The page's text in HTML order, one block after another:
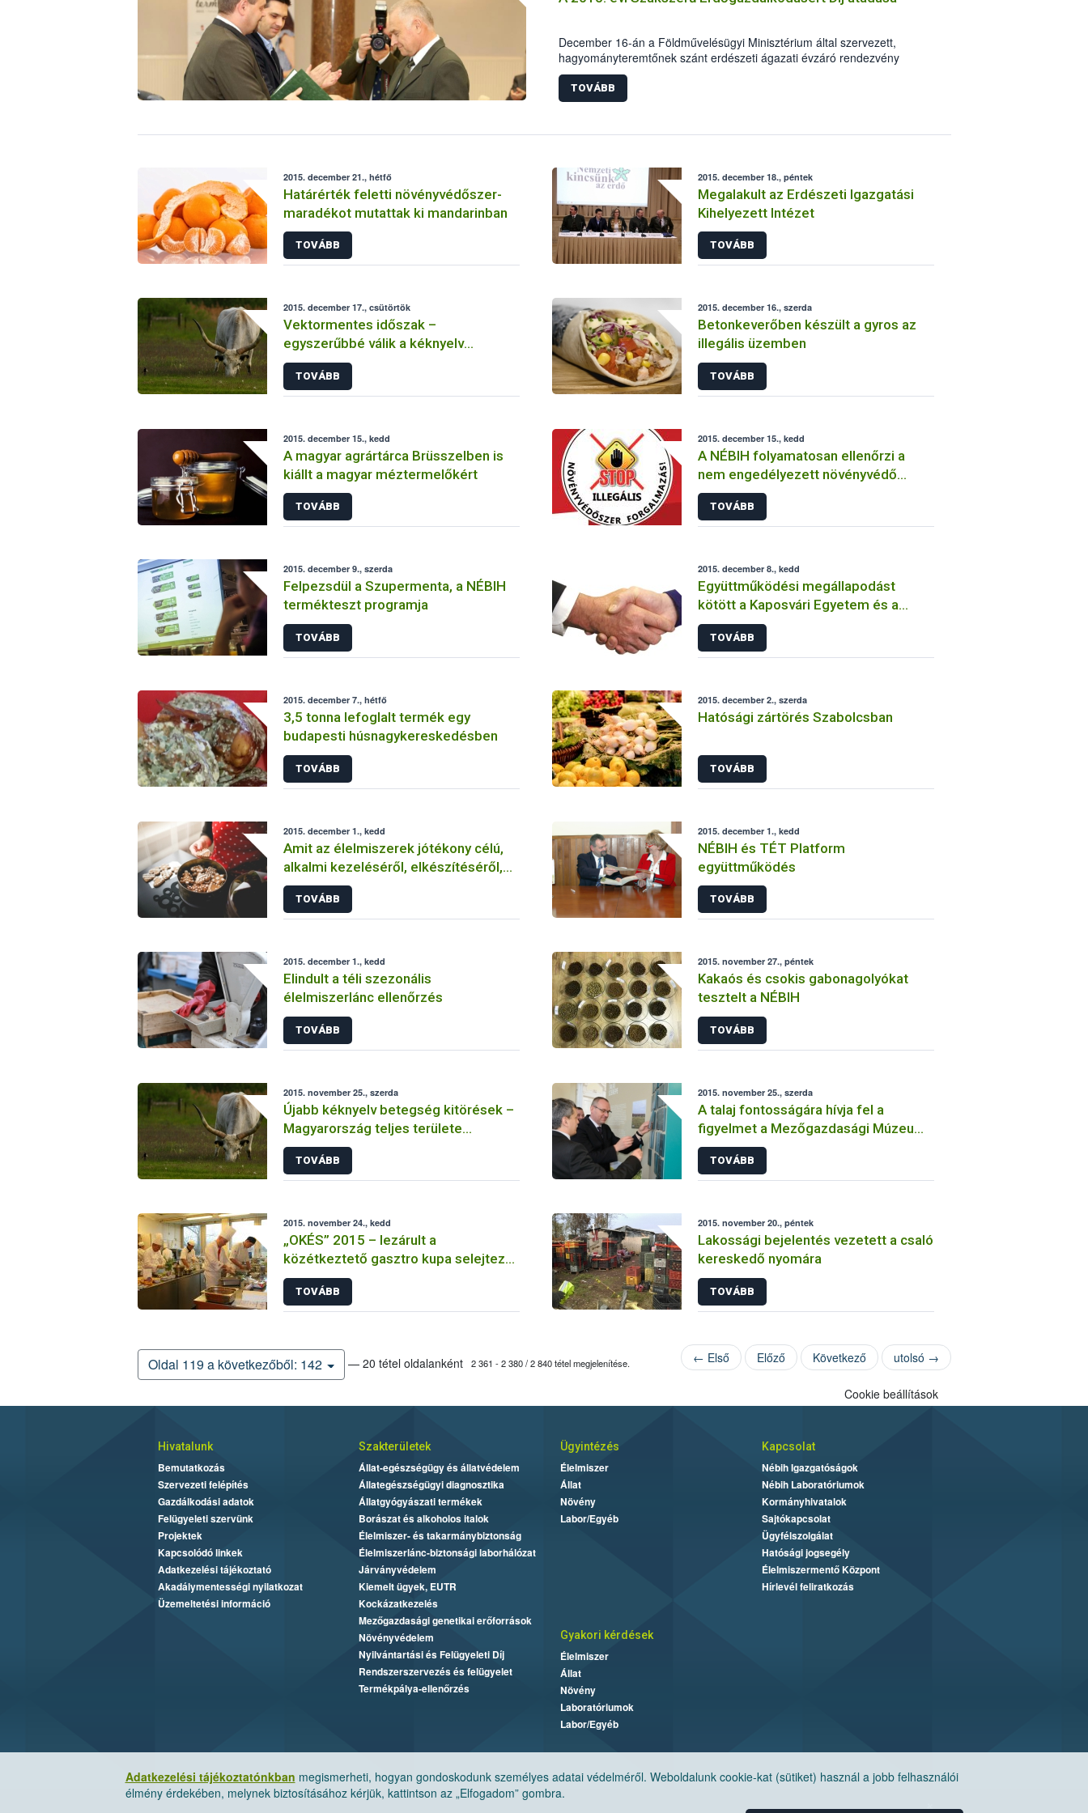
December 16-án a Földművelésügyi Minisztérium által szervezett,
hagyományteremtőnek szánt erdészeti ágazati évzáró rendezvény
keretében került sor a „Szakszerű Erdőgazdálkodásért Díj” átadására.
TOVÁBB
2015. december 21., hétfő
Határérték feletti növényvédőszer-
maradékot mutattak ki mandarinban
TOVÁBB
2015. december 18., péntek
Megalakult az Erdészeti Igazgatási
Kihelyezett Intézet
TOVÁBB
2015. december 17., csütörtök
Vektormentes időszak –
egyszerűbbé válik a kéknyelv
betegségre fogékony állatok
kiszállítása
TOVÁBB
2015. december 16., szerda
Betonkeverőben készült a gyros az
illegális üzemben
TOVÁBB
2015. december 15., kedd
A magyar agrártárca Brüsszelben is
kiállt a magyar méztermelőkért
TOVÁBB
2015. december 15., kedd
A NÉBIH folyamatosan ellenőrzi a
nem engedélyezett növényvédő
szerek forgalmazását és
felhasználását
TOVÁBB
2015. december 9., szerda
Felpezsdül a Szupermenta, a NÉBIH
termékteszt programja
TOVÁBB
2015. december 8., kedd
Együttműködési megállapodást
kötött a Kaposvári Egyetem és a
NÉBIH
TOVÁBB
2015. december 7., hétfő
3,5 tonna lefoglalt termék egy
budapesti húsnagykereskedésben
TOVÁBB
2015. december 2., szerda
Hatósági zártörés Szabolcsban
TOVÁBB
2015. december 1., kedd
Amit az élelmiszerek jótékony célú,
alkalmi kezeléséről, elkészítéséről,
tárolásáról és felszolgálásáról tudni
érdemes
TOVÁBB
2015. december 1., kedd
NÉBIH és TÉT Platform
együttműködés
TOVÁBB
2015. december 1., kedd
Elindult a téli szezonális
élelmiszerlánc ellenőrzés
TOVÁBB
2015. november 27., péntek
Kakaós és csokis gabonagolyókat
tesztelt a NÉBIH
TOVÁBB
2015. november 25., szerda
Újabb kéknyelv betegség kitörések –
Magyarország teljes területe
védőkörzetté vált
TOVÁBB
2015. november 25., szerda
A talaj fontosságára hívja fel a
figyelmet a Mezőgazdasági Múzeum
időszaki kiállítása
TOVÁBB
2015. november 24., kedd
„OKÉS” 2015 – lezárult a
közétkeztető gasztro kupa selejtező
és elődöntő szakasza
TOVÁBB
2015. november 20., péntek
Lakossági bejelentés vezetett a csaló
kereskedő nyomára
TOVÁBB
Oldal 119 a következőből: 142 — 20 tétel oldalanként 2 361 - 2 380 / 2 840 tétel megjelenítése. ← Első Előző Következő utolsó →
Adatkezelési tájékoztatónkban megismerheti, hogyan gondoskodunk személyes adatai védelméről. Weboldalunk cookie-kat (sütiket) használ a jobb felhasználói
élmény érdekében, melynek biztosításához kérjük, kattintson az „Elfogadom” gombra.
Cookie beállítások
Hivatalunk
Bemutatkozás
Szervezeti felépítés
Gazdálkodási adatok
Felügyeleti szervünk
Projektek
Kapcsolódó linkek
Adatkezelési tájékoztató
Akadálymentességi nyilatkozat
Üzemeltetési információ
Szakterületek
Állat-egészségügy és állatvédelem
Állategészségügyi diagnosztika
Állatgyógyászati termékek
Borászat és alkoholos italok
Élelmiszer- és takarmánybiztonság
Élelmiszerlánc-biztonsági laborhálózat
Járványvédelem
Kiemelt ügyek, EUTR
Kockázatkezelés
Mezőgazdasági genetikai erőforrások
Növényvédelem
Nyilvántartási és Felügyeleti Díj
Rendszerszervezés és felügyelet
Termékpálya-ellenőrzés
Ügyintézés
Élelmiszer
Állat
Növény
Labor/Egyéb
Kapcsolat
Nébih Igazgatóságok
Nébih Laboratóriumok
Kormányhivatalok
Sajtókapcsolat
Ügyfélszolgálat
Hatósági jogsegély
Élelmiszermentő Központ
Hírlevél feliratkozás
Gyakori kérdések
Élelmiszer
Állat
Növény
Laboratóriumok
Labor/Egyéb